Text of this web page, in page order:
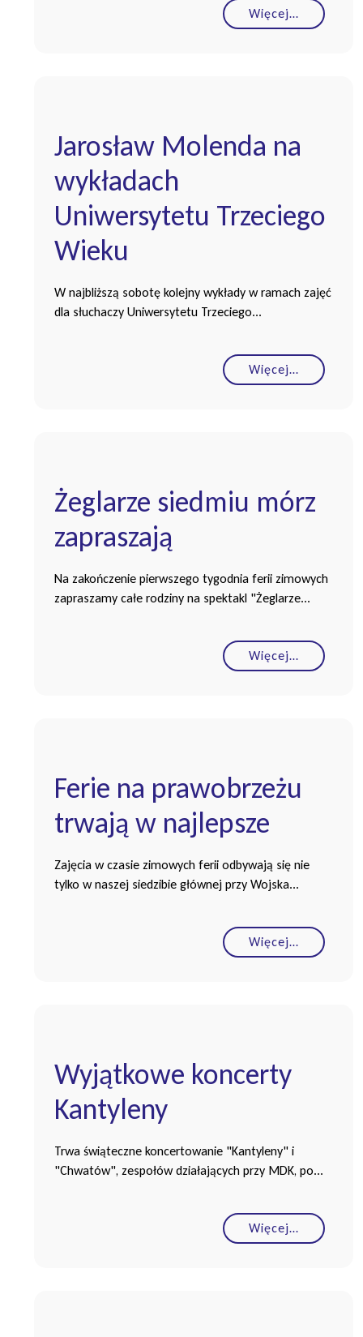
Więcej…
Jarosław Molenda na
wykładach
Uniwersytetu Trzeciego
Wieku
W najbliższą sobotę kolejny wykłady w ramach zajęć
dla słuchaczy Uniwersytetu Trzeciego...
Więcej…
Żeglarze siedmiu mórz
zapraszają
Na zakończenie pierwszego tygodnia ferii zimowych
zapraszamy całe rodziny na spektakl "Żeglarze...
Więcej…
Ferie na prawobrzeżu
trwają w najlepsze
Zajęcia w czasie zimowych ferii odbywają się nie
tylko w naszej siedzibie głównej przy Wojska...
Więcej…
Wyjątkowe koncerty
Kantyleny
Trwa świąteczne koncertowanie "Kantyleny" i
"Chwatów", zespołów działających przy MDK, po...
Więcej…